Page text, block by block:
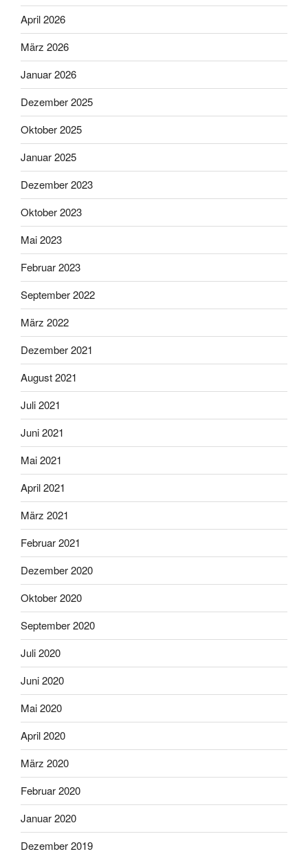
April 2026
März 2026
Januar 2026
Dezember 2025
Oktober 2025
Januar 2025
Dezember 2023
Oktober 2023
Mai 2023
Februar 2023
September 2022
März 2022
Dezember 2021
August 2021
Juli 2021
Juni 2021
Mai 2021
April 2021
März 2021
Februar 2021
Dezember 2020
Oktober 2020
September 2020
Juli 2020
Juni 2020
Mai 2020
April 2020
März 2020
Februar 2020
Januar 2020
Dezember 2019